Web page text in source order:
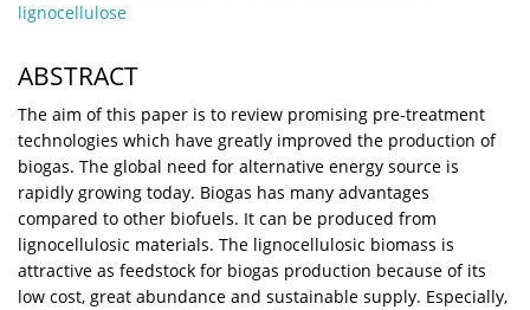
lignocellulose
ABSTRACT
The aim of this paper is to review promising pre-treatment
technologies which have greatly improved the production of
biogas. The global need for alternative energy source is
rapidly growing today. Biogas has many advantages
compared to other biofuels. It can be produced from
lignocellulosic materials. The lignocellulosic biomass is
attractive as feedstock for biogas production because of its
low cost, great abundance and sustainable supply. Especially,